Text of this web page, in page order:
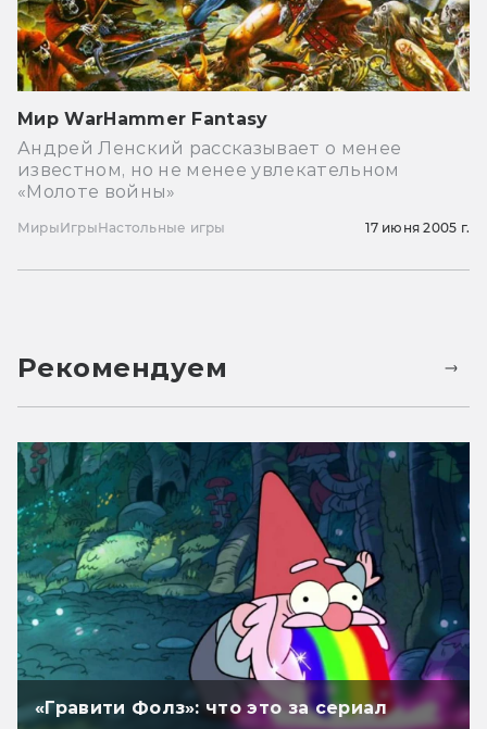
Мир WarHammer Fantasy
Андрей Ленский рассказывает о менее
известном, но не менее увлекательном
«Молоте войны»
МирыИгрыНастольные игры 17 июня 2005 г.
Рекомендуем
«Гравити Фолз»: что это за сериал